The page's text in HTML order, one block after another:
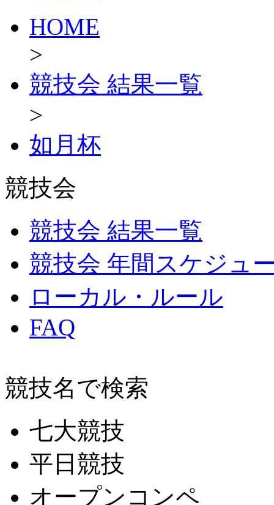
HOME
>
競技会 結果一覧
>
如月杯
競技会
競技会 結果一覧
競技会 年間スケジュ
ローカル・ルール
FAQ
競技名で検索
七大競技
平日競技
オープンコンペ